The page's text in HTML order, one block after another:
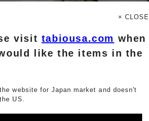
× CLOSE
visit tabiousa.com when
like the items in the
website for Japan market and doesn't
US.